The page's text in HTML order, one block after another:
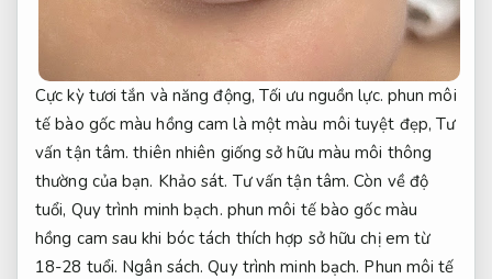
Cực kỳ tươi tắn và năng động,Tối ưu nguồn lực. phun môi
tế bào gốc màu hồng cam là một màu môi tuyệt đẹp, Tư
vấn tận tâm. thiên nhiên giống sở hữu màu môi thông
thường của bạn. Khảo sát. Tư vấn tận tâm. Còn về độ
tuổi, Quy trình minh bạch. phun môi tế bào gốc màu
hồng cam sau khi bóc tách thích hợp sở hữu chị em từ
18-28 tuổi. Ngân sách. Quy trình minh bạch. Phun môi tế